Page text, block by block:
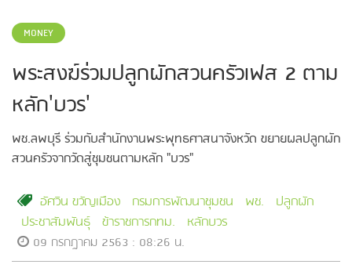
MONEY
พระสงฆ์ร่วมปลูกผักสวนครัวเฟส 2 ตาม
หลัก'บวร'
พช.ลพบุรี ร่วมกับสำนักงานพระพุทธศาสนาจังหวัด ขยายผลปลูกผัก
สวนครัวจากวัดสู่ชุมชนตามหลัก "บวร"
อัศวิน ขวัญเมือง กรมการพัฒนาชุมชน พช.
ปลูกผัก
ประชาสัมพันธุ์ ข้าราชการกทม. หลักบวร
09 กรกฎาคม 2563 : 08:26 น.